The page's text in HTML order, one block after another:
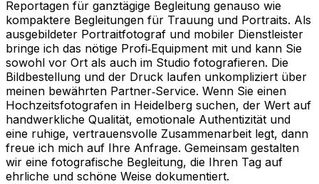
Reportagen für ganztägige Begleitung genauso wie
kompaktere Begleitungen für Trauung und Portraits. Als
ausgebildeter Portraitfotograf und mobiler Dienstleister
bringe ich das nötige Profi‑Equipment mit und kann Sie
sowohl vor Ort als auch im Studio fotografieren. Die
Bildbestellung und der Druck laufen unkompliziert über
meinen bewährten Partner‑Service. Wenn Sie einen
Hochzeitsfotografen in Heidelberg suchen, der Wert auf
handwerkliche Qualität, emotionale Authentizität und
eine ruhige, vertrauensvolle Zusammenarbeit legt, dann
freue ich mich auf Ihre Anfrage. Gemeinsam gestalten
wir eine fotografische Begleitung, die Ihren Tag auf
ehrliche und schöne Weise dokumentiert.